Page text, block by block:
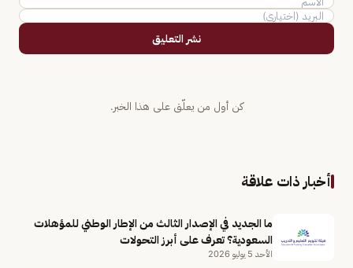
نشر التعليق
كن أول من يعلّق على هذا الخبر.
أخبار ذات علاقة
ما الجديد في الإصدار الثالث من الإطار الوطني للمؤهلات
السعودية؟ تعرف على أبرز التحولات
الأحد 5 يوليو 2026